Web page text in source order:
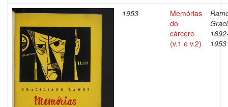
1953
Memórias
do
cárcere
(v.1 e v.2)
1953